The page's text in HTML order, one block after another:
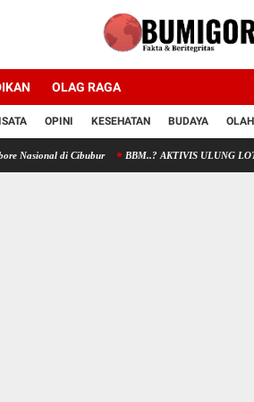
OLAG RAGA
OPINI KESEHATAN BUDAYA
di Cibubur BBM..? AKTIVIS ULUNG LOTIM